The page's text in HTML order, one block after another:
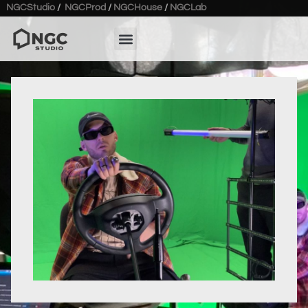
NGCStudio / NGCProd / NGCHouse / NGCLab